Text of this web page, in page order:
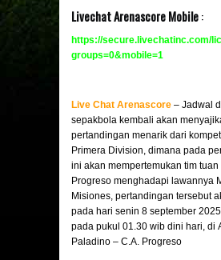
Livechat Arenascore Mobile:
https://secure.livechatinc.com/
groups=0&mobile=1
Live Chat Arenascore – Jadwal
sepakbola kembali akan
pertandingan menarik dari
Primera Division, dimana pada
ini akan mempertemukan tim
Progreso menghadapi lawannya
Misiones, pertandingan tersebut
pada hari senin 8 september
pada pukul 01.30 wib dini hari, di
Paladino – C.A. Progreso